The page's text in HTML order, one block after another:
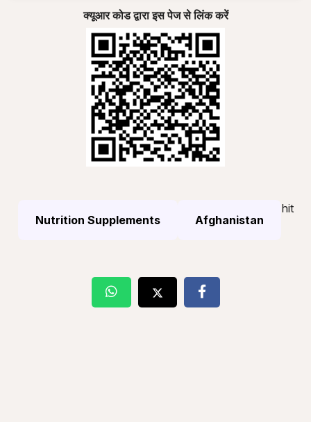
क्यूआर कोड द्वारा इस पेज से लिंक करें
Nutrition Supplements Afghanistan
hit